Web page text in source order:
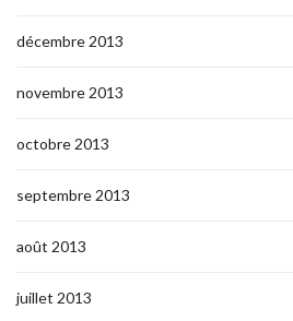
décembre 2013
novembre 2013
octobre 2013
septembre 2013
août 2013
juillet 2013